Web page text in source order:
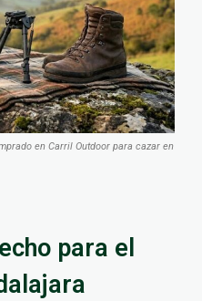
en Carril Outdoor para cazar en
para el